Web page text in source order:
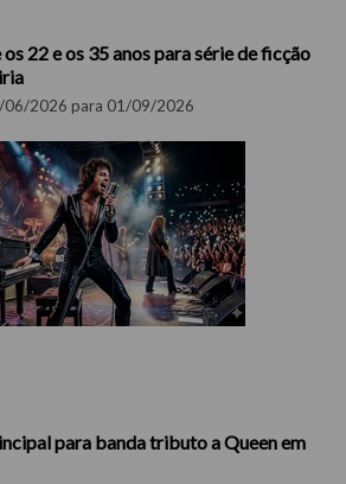
22 e os 35 anos para série de ficção
06/2026 para 01/09/2026
para banda tributo a Queen em